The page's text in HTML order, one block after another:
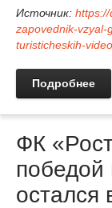
Источник:
zapovednik-vzyal-
turisticheskih-
Подробнее
ФК
остался